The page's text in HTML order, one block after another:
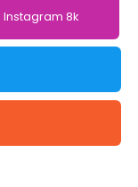
Instagram 8k